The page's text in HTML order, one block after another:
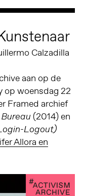
Calzadilla
aan op de
op woensdag 22
Framed archief
(2014) en
Logout)
Allora en